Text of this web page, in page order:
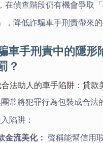
在偵查階段仍有機會爭取
，降低詐騙車手刑責帶來的
車手刑責中的隱形
？
合法助人的車手陷阱：貸款
常將犯罪行為包裝成合法
陷阱：
金流美化： 聲稱能幫信用